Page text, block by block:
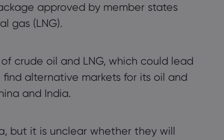
approved by member states
gas (LNG).
crude oil and LNG, which could lead
alternative markets for its oil and
and India.
but it is unclear whether they will